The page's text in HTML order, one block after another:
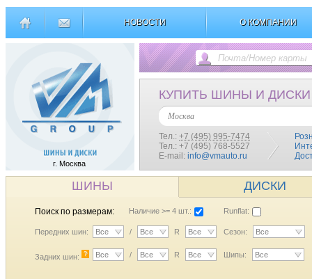
НОВОСТИ О КОМПАНИИ
г. Москва
КУПИТЬ ШИНЫ И ДИСКИ
Москва
Тел.: +7 (495) 995-7474
Тел.: +7 (495) 768-5527
E-mail: info@vmauto.ru
ШИНЫ ДИСКИ
Поиск по размерам: Наличие >= 4 шт.: Runflat:
Передних шин: Все / Все R Все Сезон: Все
Задних шин: ? Все / Все R Все Шипы: Все